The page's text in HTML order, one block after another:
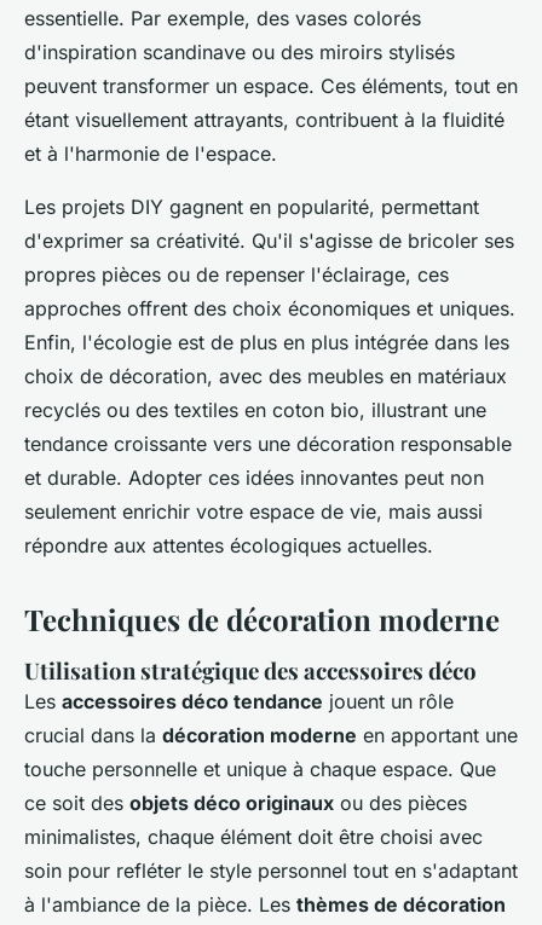
essentielle. Par exemple, des vases colorés
d'inspiration scandinave ou des miroirs stylisés
peuvent transformer un espace. Ces éléments, tout en
étant visuellement attrayants, contribuent à la fluidité
et à l'harmonie de l'espace.
Les projets DIY gagnent en popularité, permettant
d'exprimer sa créativité. Qu'il s'agisse de bricoler ses
propres pièces ou de repenser l'éclairage, ces
approches offrent des choix économiques et uniques.
Enfin, l'écologie est de plus en plus intégrée dans les
choix de décoration, avec des meubles en matériaux
recyclés ou des textiles en coton bio, illustrant une
tendance croissante vers une décoration responsable
et durable. Adopter ces idées innovantes peut non
seulement enrichir votre espace de vie, mais aussi
répondre aux attentes écologiques actuelles.
Techniques de décoration moderne
Utilisation stratégique des accessoires déco
Les accessoires déco tendance jouent un rôle
crucial dans la décoration moderne en apportant une
touche personnelle et unique à chaque espace. Que
ce soit des objets déco originaux ou des pièces
minimalistes, chaque élément doit être choisi avec
soin pour refléter le style personnel tout en s'adaptant
à l'ambiance de la pièce. Les thèmes de décoration